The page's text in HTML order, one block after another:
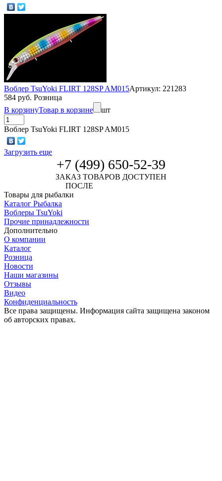
Воблер TsuYoki FLIRT 128SP AM015Артикул: 221283
584 руб. Розница
В корзинуТовар в корзине шт
Воблер TsuYoki FLIRT 128SP AM015
Загрузить еще
+7 (499) 650-52-39
ЗАКАЗ ТОВАРОВ ДОСТУПЕН
ПОСЛЕ
Товары для рыбалки
Каталог Рыбалка
Воблеры TsuYoki
Прочие принадлежности
Дополнительно
О компании
Каталог
Розница
Новости
Наши магазины
Отзывы
Видео
Конфиденциальность
Все права защищены. Информация сайта защищена законом
об авторских правах.